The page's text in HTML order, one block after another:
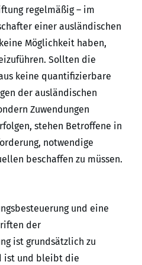
regelmäßig – im
einer ausländischen
Möglichkeit haben,
Sollten die
keine quantifizierbare
der ausländischen
Zuwendungen
stehen Betroffene in
notwendige
beschaffen zu müssen.
und eine
der
ist grundsätzlich zu
ist und bleibt die